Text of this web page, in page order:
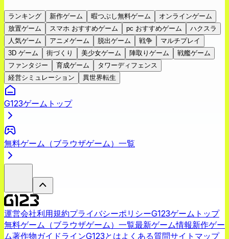
ランキング 新作ゲーム 暇つぶし無料ゲーム
オンラインゲーム
放置ゲーム
スマホ おすすめゲーム pc おすすめゲーム
ハクスラ
人気ゲーム
アニメゲーム 脱出ゲーム 戦争
マルチプレイ
3D ゲーム
街づくり 美少女ゲーム 陣取りゲーム
戦艦ゲーム
ファンタジー
育成ゲーム
タワーディフェンス
経営シミュレーション
異世界転生
G123ゲームトップ
無料ゲーム（ブラウザゲーム）一覧
運営会社利用規約プライバシーポリシーG123ゲームトップ
無料ゲーム（ブラウザゲーム）一覧最新ゲーム情報新作ゲー
ム著作物ガイドラインG123とはよくある質問サイトマップ